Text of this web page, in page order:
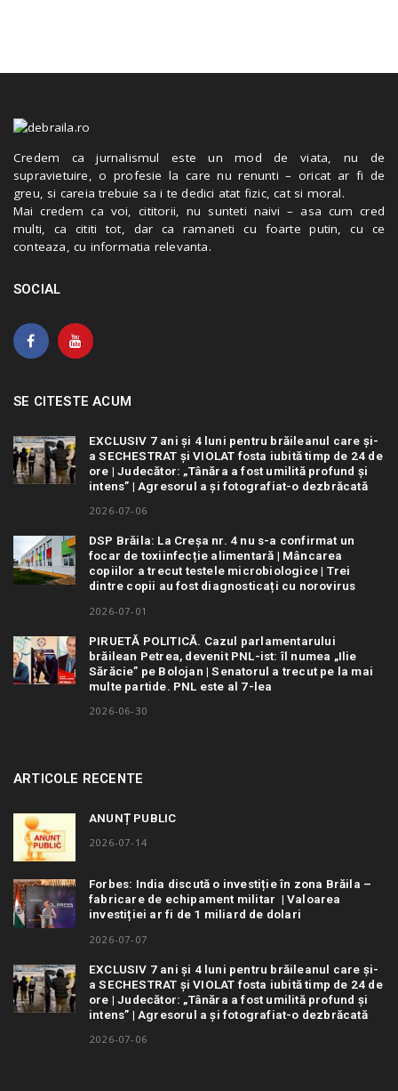
Credem ca jurnalismul este un mod de viata, nu de
supravietuire, o profesie la care nu renunti – oricat ar fi de
greu, si careia trebuie sa i te dedici atat fizic, cat si moral.
Mai credem ca voi, cititorii, nu sunteti naivi – asa cum cred
multi, ca cititi tot, dar ca ramaneti cu foarte putin, cu ce
conteaza, cu informatia relevanta.
SOCIAL
SE CITESTE ACUM
EXCLUSIV 7 ani și 4 luni pentru brăileanul care și-
a SECHESTRAT și VIOLAT fosta iubită timp de 24 de
ore | Judecător: „Tânăra a fost umilită profund și
intens” | Agresorul a și fotografiat-o dezbrăcată
2026-07-06
DSP Brăila: La Creșa nr. 4 nu s-a confirmat un
focar de toxiinfecție alimentară | Mâncarea
copiilor a trecut testele microbiologice | Trei
dintre copii au fost diagnosticați cu norovirus
2026-07-01
PIRUETĂ POLITICĂ. Cazul parlamentarului
brăilean Petrea, devenit PNL-ist: îl numea „Ilie
Sărăcie” pe Bolojan | Senatorul a trecut pe la mai
multe partide. PNL este al 7-lea
2026-06-30
ARTICOLE RECENTE
ANUNȚ PUBLIC
2026-07-14
Forbes: India discută o investiție în zona Brăila –
fabricare de echipament militar | Valoarea
investiției ar fi de 1 miliard de dolari
2026-07-07
EXCLUSIV 7 ani și 4 luni pentru brăileanul care și-
a SECHESTRAT și VIOLAT fosta iubită timp de 24 de
ore | Judecător: „Tânăra a fost umilită profund și
intens” | Agresorul a și fotografiat-o dezbrăcată
2026-07-06